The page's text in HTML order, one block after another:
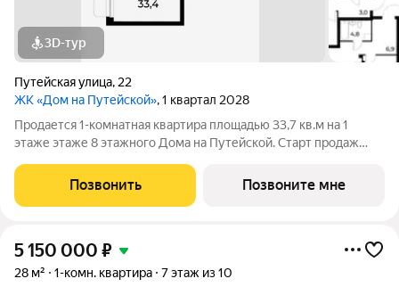
3D-тур
Путейская улица, 22
ЖК «Дом на Путейской», 1 квартал 2028
Продается 1-комнатная квартира площадью 33,7 кв.м на 1
этаже этаже 8 этажного Дома на Путейской. Старт продаж
уютный проект от ГК АГРОСПЕЦТЕХ средней этажности (8
этажей) в Канавинском районе,
Позвонить Позвоните мне
5 150 000 ₽
28 м² 1-комн. квартира 7 этаж из 10